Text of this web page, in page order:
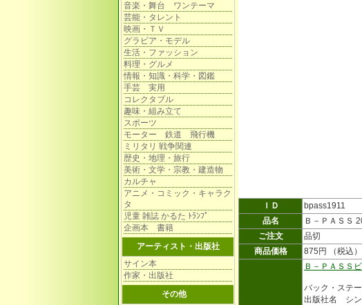
音楽・舞台 ワンテーマ
芸能・タレント
映画・ＴＶ
グラビア・モデル
生活・ファッション
料理・グルメ
情報・知識・科学・図鑑
手芸 実用
コレクタブル
趣味・組み立て
スポーツ
モーター 鉄道 飛行機
ミリタリ 戦争関連
歴史・地理・旅行
美術・文学・宗教・建造物
カルチャ
アニメ・コミック・キャラク
タ
児童 雑誌 かるた ﾄﾗﾝﾌﾟ
企画本 書籍
アーティスト・出版社
サイン本
作家・出版社
その他
ＩＤ
bpass1911
品名
Ｂ－ＰＡＳＳ
ご注文
品切
商品価格
875円 （税込）
Ｂ－ＰＡＳＳ
バック・ステ
出版社名 シン